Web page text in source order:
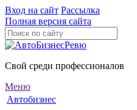
Вход на сайт Рассылка
Полная версия сайта
Свой среди профессионалов
Меню
Автобизнес